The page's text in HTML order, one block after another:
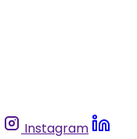
Instagram